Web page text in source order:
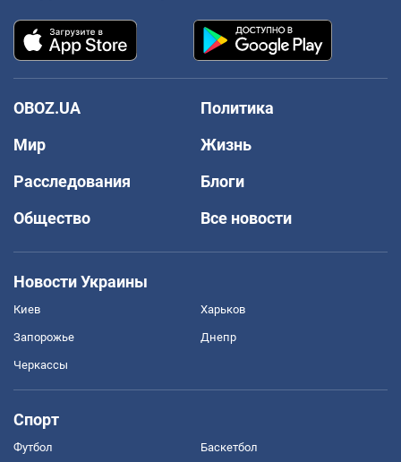
OBOZ.UA
Политика
Мир
Жизнь
Расследования
Блоги
Общество
Все новости
Новости Украины
Киев Харьков
Запорожье Днепр
Черкассы
Спорт
Футбол Баскетбол